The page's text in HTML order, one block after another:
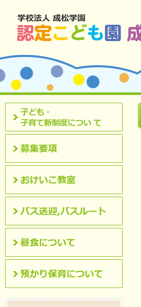
認定こども園について
募集要項
おけいこ教室
バス送迎,バスルート
昼食について